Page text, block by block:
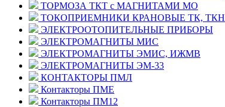
ТОРМОЗА ТКТ с МАГНИТАМИ МО
ТОКОПРИЕМНИКИ КРАНОВЫЕ ТК, ТКН
ЭЛЕКТРООТОПИТЕЛЬНЫЕ ПРИБОРЫ
ЭЛЕКТРОМАГНИТЫ МИС
ЭЛЕКТРОМАГНИТЫ ЭМИС, ИЖМВ
ЭЛЕКТРОМАГНИТЫ ЭМ-33
КОНТАКТОРЫ ПМЛ
Контакторы ПМЕ
Контакторы ПМ12